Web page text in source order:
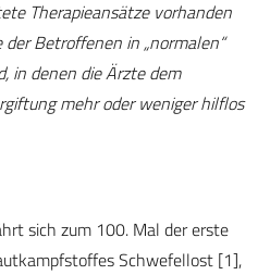
Therapieansätze vorhanden
Betroffenen in „normalen“
in denen die Ärzte dem
mehr oder weniger hilflos
sich zum 100. Mal der erste
Schwefellost [1],